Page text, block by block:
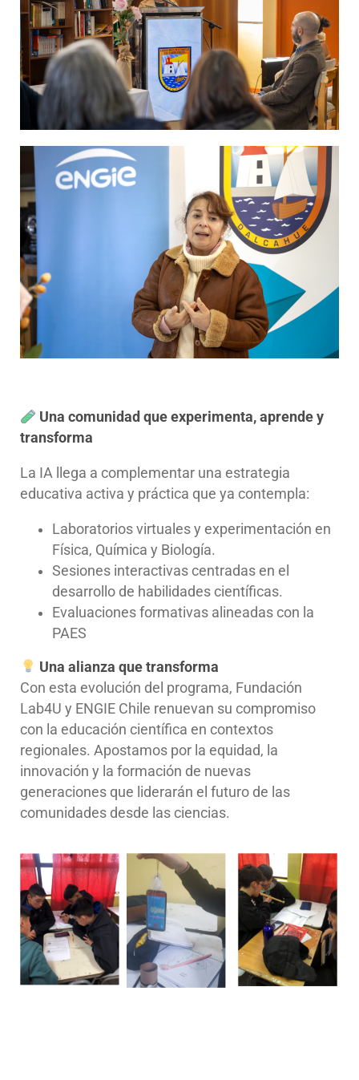
Una comunidad que experimenta, aprende y
transforma
La IA llega a complementar una estrategia
educativa activa y práctica que ya contempla:
Laboratorios virtuales y experimentación en
Física, Química y Biología.
Sesiones interactivas centradas en el
desarrollo de habilidades científicas.
Evaluaciones formativas alineadas con la
PAES
Una alianza que transforma
Con esta evolución del programa, Fundación
Lab4U y ENGIE Chile renuevan su compromiso
con la educación científica en contextos
regionales. Apostamos por la equidad, la
innovación y la formación de nuevas
generaciones que liderarán el futuro de las
comunidades desde las ciencias.